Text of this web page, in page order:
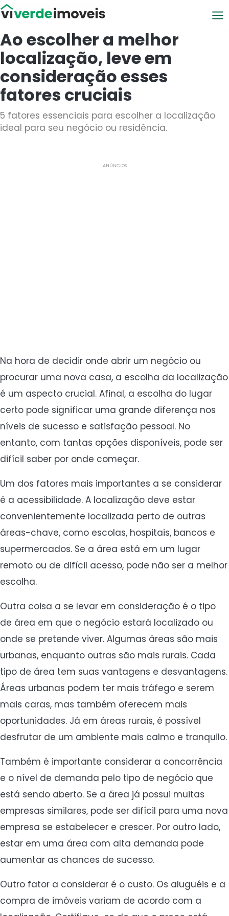
Viver de Imóveis
Ao escolher a melhor
localização, leve em
consideração esses
fatores cruciais
5 fatores essenciais para escolher a localização
ideal para seu negócio ou residência.
ANÚNCIOS
Na hora de decidir onde abrir um negócio ou
procurar uma nova casa, a escolha da localização
é um aspecto crucial. Afinal, a escolha do lugar
certo pode significar uma grande diferença nos
níveis de sucesso e satisfação pessoal. No
entanto, com tantas opções disponíveis, pode ser
difícil saber por onde começar.
Um dos fatores mais importantes a se considerar
é a acessibilidade. A localização deve estar
convenientemente localizada perto de outras
áreas-chave, como escolas, hospitais, bancos e
supermercados. Se a área está em um lugar
remoto ou de difícil acesso, pode não ser a melhor
escolha.
Outra coisa a se levar em consideração é o tipo
de área em que o negócio estará localizado ou
onde se pretende viver. Algumas áreas são mais
urbanas, enquanto outras são mais rurais. Cada
tipo de área tem suas vantagens e desvantagens.
Áreas urbanas podem ter mais tráfego e serem
mais caras, mas também oferecem mais
oportunidades. Já em áreas rurais, é possível
desfrutar de um ambiente mais calmo e tranquilo.
Também é importante considerar a concorrência
e o nível de demanda pelo tipo de negócio que
está sendo aberto. Se a área já possui muitas
empresas similares, pode ser difícil para uma nova
empresa se estabelecer e crescer. Por outro lado,
estar em uma área com alta demanda pode
aumentar as chances de sucesso.
Outro fator a considerar é o custo. Os aluguéis e a
compra de imóveis variam de acordo com a